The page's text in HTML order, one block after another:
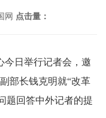
网 点击量：
日举行记者会，邀
部长钱克明就“改革
题回答中外记者的提